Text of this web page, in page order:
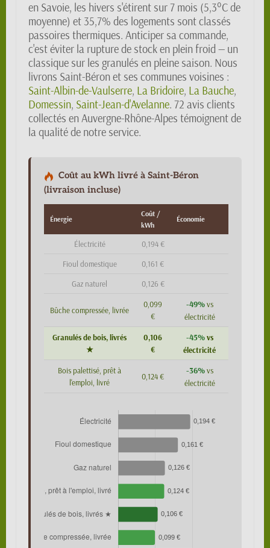
en Savoie, les hivers s'étirent sur 7 mois (5,3°C de
moyenne) et 35,7% des logements sont classés
passoires thermiques. Anticiper sa commande,
c'est éviter la rupture de stock en plein froid — un
classique sur les granulés en pleine saison. Nous
livrons Saint-Béron et ses communes voisines :
Saint-Albin-de-Vaulserre, La Bridoire, La Bauche,
Domessin, Saint-Jean-d'Avelanne. 72 avis clients
collectés en Auvergne-Rhône-Alpes témoignent de
la qualité de notre service.
Coût au kWh livré à Saint-Béron
(livraison incluse)
Énergie
Coût /
kWh
Économie
Électricité 0,194 €
Fioul domestique 0,161 €
Gaz naturel 0,126 €
Bûche compressée, livrée
0,099
€
-49%vs
électricité
Granulés de bois, livrés
★
0,106
€
-45%vs
électricité
Bois palettisé, prêt à
l'emploi, livré
0,124 €
-36%vs
électricité